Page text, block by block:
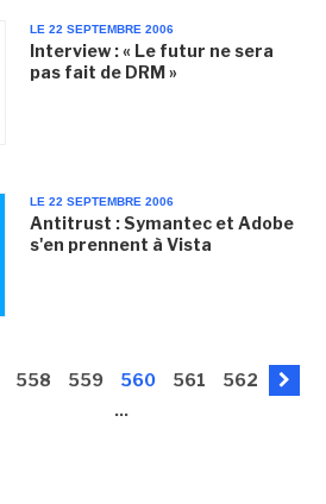
LE 22 SEPTEMBRE 2006
Interview : « Le futur ne sera
pas fait de DRM »
LE 22 SEPTEMBRE 2006
Antitrust : Symantec et Adobe
s'en prennent à Vista
558 559 560 561
562
...